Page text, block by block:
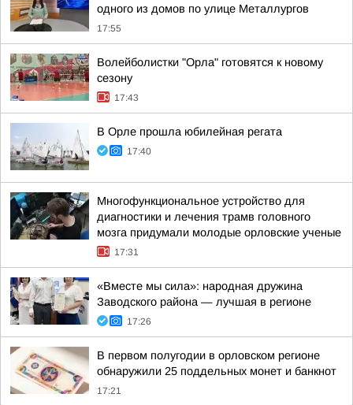
одного из домов по улице Металлургов
17:55
Волейболистки "Орла" готовятся к новому
сезону
17:43
В Орле прошла юбилейная регата
17:40
Многофункциональное устройство для
диагностики и лечения трамв головного
мозга придумали молодые орловские ученые
17:31
«Вместе мы сила»: народная дружина
Заводского района — лучшая в регионе
17:26
В первом полугодии в орловском регионе
обнаружили 25 поддельных монет и банкнот
17:21